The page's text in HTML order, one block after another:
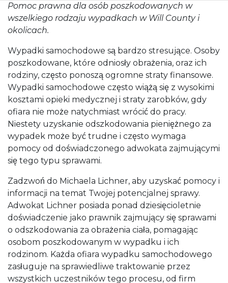
Pomoc prawna dla osób poszkodowanych w
wszelkiego rodzaju wypadkach w Will County i
okolicach.
Wypadki samochodowe są bardzo stresujące. Osoby
poszkodowane, które odniosły obrażenia, oraz ich
rodziny, często ponoszą ogromne straty finansowe.
Wypadki samochodowe często wiążą się z wysokimi
kosztami opieki medycznej i straty zarobków, gdy
ofiara nie może natychmiast wrócić do pracy.
Niestety uzyskanie odszkodowania pieniężnego za
wypadek może być trudne i często wymaga
pomocy od doświadczonego adwokata zajmującymi
się tego typu sprawami.
Zadzwoń do Michaela Lichner, aby uzyskać pomocy i
informacji na temat Twojej potencjalnej sprawy.
Adwokat Lichner posiada ponad dziesięcioletnie
doświadczenie jako prawnik zajmujący się sprawami
o odszkodowania za obrażenia ciała, pomagając
osobom poszkodowanym w wypadku i ich
rodzinom. Każda ofiara wypadku samochodowego
zasługuje na sprawiedliwe traktowanie przez
wszystkich uczestników tego procesu, od firm